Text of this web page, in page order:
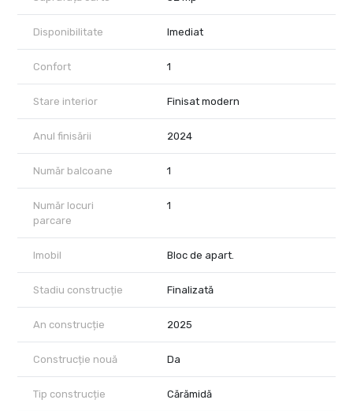
Disponibilitate Imediat
Confort 1
Stare interior Finisat modern
Anul finisării 2024
Număr balcoane 1
Număr locuri
parcare
1
Imobil Bloc de apart.
Stadiu construcție Finalizată
An construcție 2025
Construcție nouă Da
Tip construcție Cărămidă